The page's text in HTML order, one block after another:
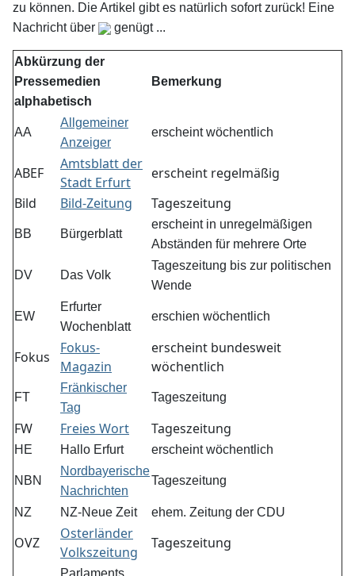
zu können. Die Artikel gibt es natürlich sofort zurück! Eine
Nachricht über
genügt ...
Abkürzung der
Pressemedien
alphabetisch
Bemerkung
AA
Allgemeiner
Anzeiger
erscheint wöchentlich
ABEF
Amtsblatt der
Stadt Erfurt
erscheint regelmäßig
Bild
Bild-Zeitung Tageszeitung
BB Bürgerblatt
erscheint in unregelmäßigen
Abständen für mehrere Orte
DV Das Volk
Tageszeitung bis zur politischen
Wende
EW
Erfurter
Wochenblatt
erschien wöchentlich
Fokus
Fokus-
Magazin
erscheint bundesweit
wöchentlich
FT
Fränkischer
Tag
Tageszeitung
FW Freies Wort Tageszeitung
HE Hallo Erfurt erscheint wöchentlich
NBN
Nordbayerische
Nachrichten
Tageszeitung
NZ NZ-Neue Zeit ehem. Zeitung der CDU
OVZ
Osterländer
Volkszeitung
Tageszeitung